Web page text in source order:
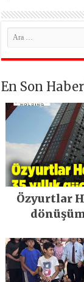
En Son
Özyurtlar